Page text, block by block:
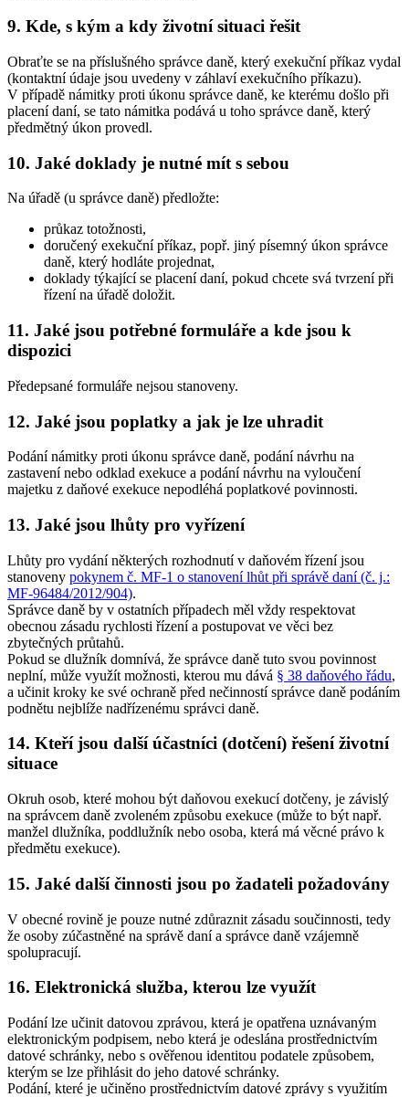
9. Kde, s kým a kdy životní situaci řešit
Obraťte se na příslušného správce daně, který exekuční příkaz vydal
(kontaktní údaje jsou uvedeny v záhlaví exekučního příkazu).
V případě námitky proti úkonu správce daně, ke kterému došlo při
placení daní, se tato námitka podává u toho správce daně, který
předmětný úkon provedl.
10. Jaké doklady je nutné mít s sebou
Na úřadě (u správce daně) předložte:
průkaz totožnosti,
doručený exekuční příkaz, popř. jiný písemný úkon správce
daně, který hodláte projednat,
doklady týkající se placení daní, pokud chcete svá tvrzení při
řízení na úřadě doložit.
11. Jaké jsou potřebné formuláře a kde jsou k
dispozici
Předepsané formuláře nejsou stanoveny.
12. Jaké jsou poplatky a jak je lze uhradit
Podání námitky proti úkonu správce daně, podání návrhu na
zastavení nebo odklad exekuce a podání návrhu na vyloučení
majetku z daňové exekuce nepodléhá poplatkové povinnosti.
13. Jaké jsou lhůty pro vyřízení
Lhůty pro vydání některých rozhodnutí v daňovém řízení jsou
stanoveny pokynem č. MF-1 o stanovení lhůt při správě daní (č. j.:
MF-96484/2012/904).
Správce daně by v ostatních případech měl vždy respektovat
obecnou zásadu rychlosti řízení a postupovat ve věci bez
zbytečných průtahů.
Pokud se dlužník domnívá, že správce daně tuto svou povinnost
neplní, může využít možnosti, kterou mu dává § 38 daňového řádu,
a učinit kroky ke své ochraně před nečinností správce daně podáním
podnětu nejblíže nadřízenému správci daně.
14. Kteří jsou další účastníci (dotčení) řešení životní
situace
Okruh osob, které mohou být daňovou exekucí dotčeny, je závislý
na správcem daně zvoleném způsobu exekuce (může to být např.
manžel dlužníka, poddlužník nebo osoba, která má věcné právo k
předmětu exekuce).
15. Jaké další činnosti jsou po žadateli požadovány
V obecné rovině je pouze nutné zdůraznit zásadu součinnosti, tedy
že osoby zúčastněné na správě daní a správce daně vzájemně
spolupracují.
16. Elektronická služba, kterou lze využít
Podání lze učinit datovou zprávou, která je opatřena uznávaným
elektronickým podpisem, nebo která je odeslána prostřednictvím
datové schránky, nebo s ověřenou identitou podatele způsobem,
kterým se lze přihlásit do jeho datové schránky.
Podání, které je učiněno prostřednictvím datové zprávy s využitím